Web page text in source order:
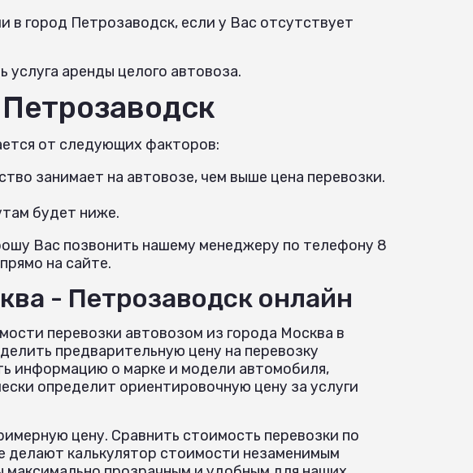
в город Петрозаводск, если у Вас отсутствует
аренды целого автовоза.
от следующих факторов:
занимает на автовозе, чем выше цена перевозки.
будет ниже.
Вас позвонить нашему менеджеру по телефону 8
на сайте.
- Петрозаводск онлайн
перевозки автовозом из города Москва в
предварительную цену на перевозку
информацию о марке и модели автомобиля,
определит ориентировочную цену за услуги
цену. Сравнить стоимость перевозки по
делают калькулятор стоимости незаменимым